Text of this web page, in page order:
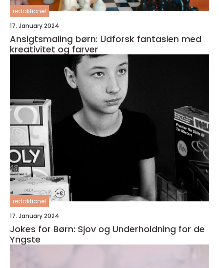
redaktionel
17. January 2024
Ansigtsmaling børn: Udforsk fantasien med
kreativitet og farver
redaktionel
17. January 2024
Jokes for Børn: Sjov og Underholdning for de
Yngste